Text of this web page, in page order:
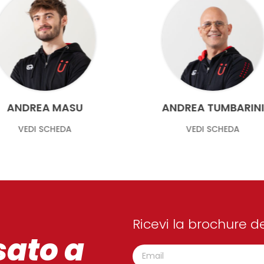
ANDREA TUMBARINI
VEDI SCHEDA
GABRIELE URRU
VEDI SCHEDA
a
Ricevi la brochure